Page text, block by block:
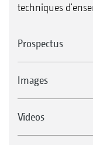
techniques
Prospectus
Images
Videos